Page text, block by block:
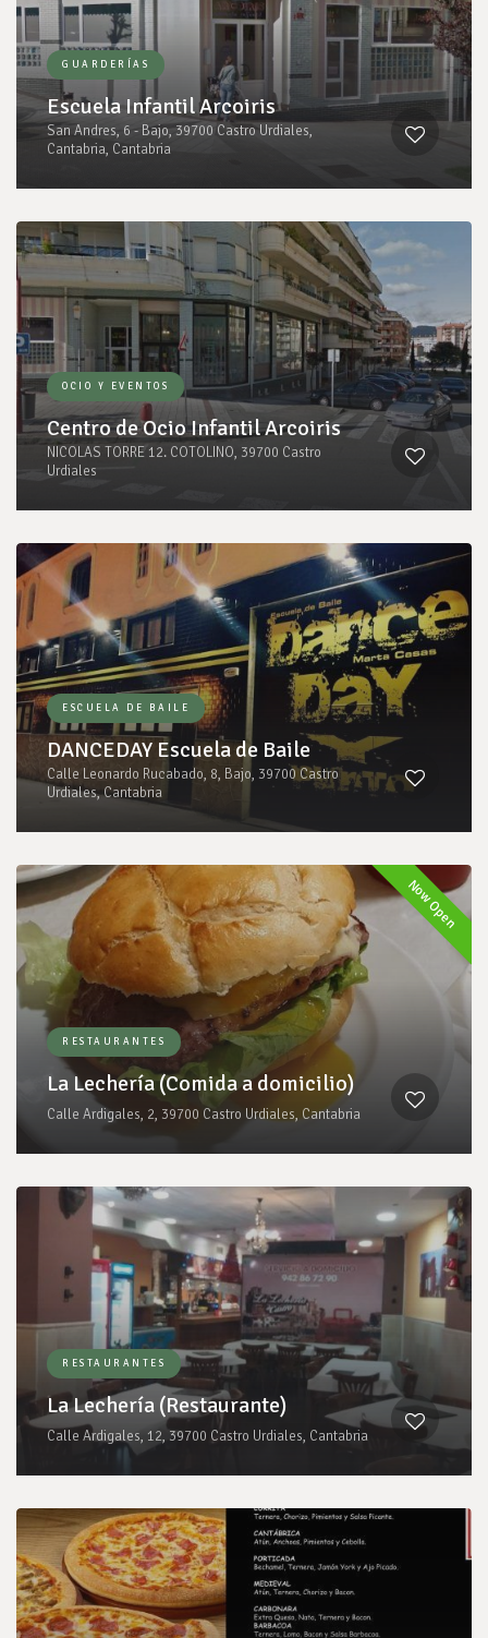
GUARDERÍAS
Escuela Infantil Arcoiris
San Andres, 6 - Bajo, 39700 Castro Urdiales,
Cantabria, Cantabria
OCIO Y EVENTOS
Centro de Ocio Infantil Arcoiris
NICOLAS TORRE 12. COTOLINO, 39700 Castro
Urdiales
ESCUELA DE BAILE
DANCEDAY Escuela de Baile
Calle Leonardo Rucabado, 8, Bajo, 39700 Castro
Urdiales, Cantabria
Now Open
RESTAURANTES
La Lechería (Comida a domicilio)
Calle Ardigales, 2, 39700 Castro Urdiales, Cantabria
RESTAURANTES
La Lechería (Restaurante)
Calle Ardigales, 12, 39700 Castro Urdiales, Cantabria